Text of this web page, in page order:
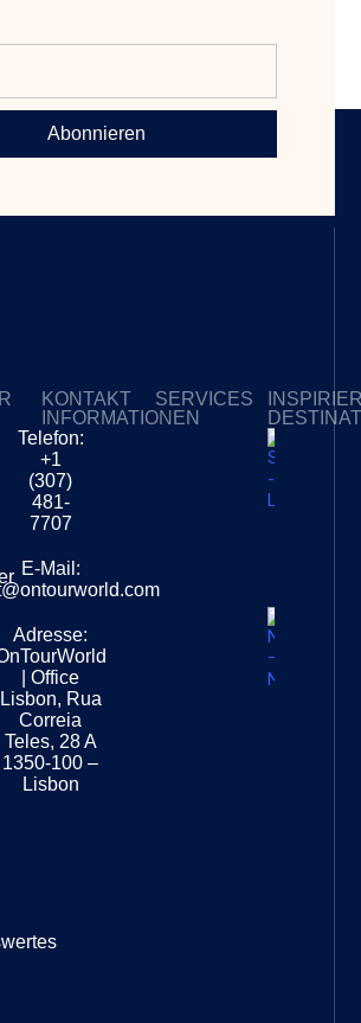
Abonnieren
KONTAKT
INFORMATIONEN
Telefon:
+1
(307)
481-
7707
E-Mail:
Adresse:
| Office
Lisbon, Rua
Correia
Teles, 28 A
1350-100 –
Lisbon
SERVICES